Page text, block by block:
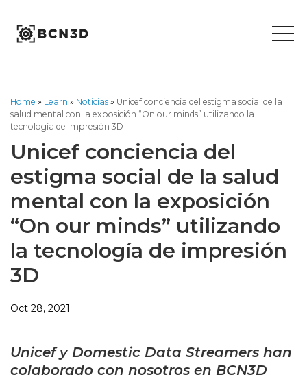
content
Home » Learn » Noticias » Unicef conciencia del estigma social de la
salud mental con la exposición “On our minds” utilizando la
tecnología de impresión 3D
Unicef conciencia del
estigma social de la salud
mental con la exposición
“On our minds” utilizando
la tecnología de impresión
3D
Oct 28, 2021
Unicef y Domestic Data Streamers han
colaborado con nosotros en BCN3D